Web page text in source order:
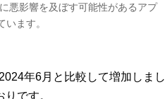
悪影響を及ぼす可能性があるアプ
います。
年6月と比較して増加しまし
です。